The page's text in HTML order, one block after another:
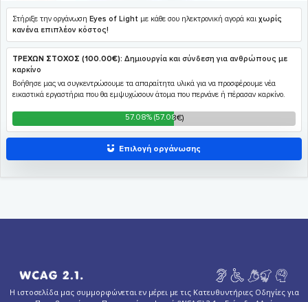
Η ιστοσελίδα μας συμμορφώνεται εν μέρει με τις Κατευθυντήριες Οδηγίες για